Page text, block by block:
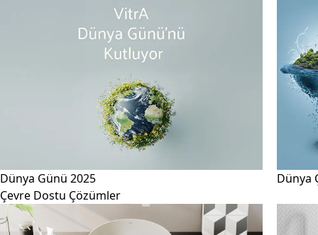
Dünya Günü 2025
Dünya
Çevre Dostu Çözümler